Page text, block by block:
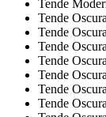
Tende
Tende
Tende
Tende
Tende
Tende
Tende
Tende